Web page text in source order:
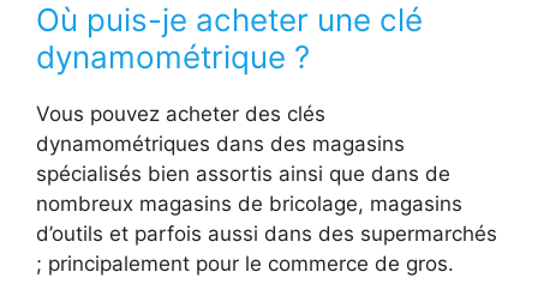
Où puis-je acheter une clé
dynamométrique ?
Vous pouvez acheter des clés
dynamométriques dans des magasins
spécialisés bien assortis ainsi que dans de
nombreux magasins de bricolage, magasins
d’outils et parfois aussi dans des supermarchés
; principalement pour le commerce de gros.